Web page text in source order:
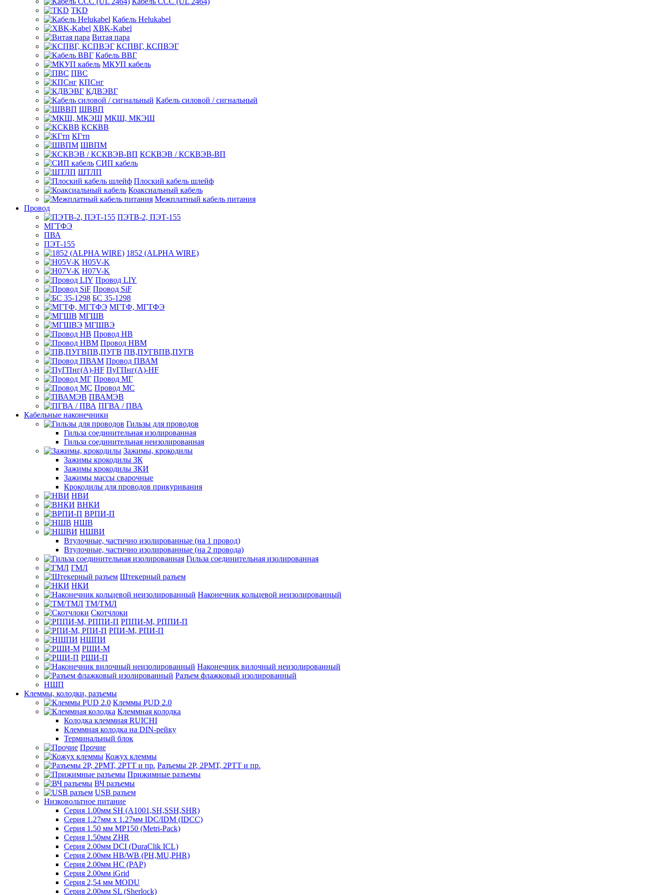
TKD
Кабель Helukabel
XBK-Kabel
Витая пара
КСПВГ, КСПВЭГ
Кабель ВВГ
МКУП кабель
ПВС
КПСнг
КДВЭВГ
Кабель силовой / сигнальный
ШВВП
МКШ, МКЭШ
КСКВВ
КГтп
ШВПМ
КСКВЭВ / КСКВЭВ-ВП
СИП кабель
ШТЛП
Плоский кабель шлейф
Коаксиальный кабель
Межплатный кабель питания
Провод
ПЭТВ-2, ПЭТ-155
МГТФЭ
ПВА
ПЭТ-155
1852 (ALPHA WIRE)
H05V-K
H07V-K
Провод LIY
Провод SiF
БС 35-1298
МГТФ, МГТФЭ
МГШВ
МГШВЭ
Провод НВ
Провод НВМ
ПВ,ПУГВПВ,ПУГВ
Провод ПВАМ
ПуГПнг(A)-HF
Провод МГ
Провод МС
ПВАМЭВ
ПГВА / ПВА
Кабельные наконечники
Гильзы для проводов
Гильза соединительная изолированная
Гильза соединительная неизолированная
Зажимы, крокодилы
Зажимы крокодилы ЗК
Зажимы крокодилы ЗКИ
Зажимы массы сварочные
Крокодилы для проводов прикуривания
НВИ
ВНКИ
ВРПИ-П
НШВ
НШВИ
Втулочные, частично изолированные (на 1 провод)
Втулочные, частично изолированные (на 2 провода)
Гильза соединительная изолированная
ГМЛ
Штекерный разъем
НКИ
Наконечник кольцевой неизолированный
ТМ/ТМЛ
Скотчлоки
РППИ-М, РППИ-П
РПИ-М, РПИ-П
НШПИ
РШИ-М
РШИ-П
Наконечник вилочный неизолированный
Разъем флажковый изолированный
НШП
Клеммы, колодки, разъемы
Клеммы PUD 2.0
Клеммная колодка
Колодка клеммная RUICHI
Клеммная колодка на DIN-рейку
Терминальный блок
Прочие
Кожух клеммы
Разъемы 2Р, 2РМТ, 2РТТ и пр.
Прижимные разъемы
ВЧ разъемы
USB разъем
Низковольтное питание
Серия 1.00мм SH (A1001,SH,SSH,SHR)
Серия 1.27мм x 1.27мм IDC/IDM (IDCC)
Серия 1.50 мм MP150 (Metri-Pack)
Серия 1.50мм ZHR
Серия 2.00мм DCI (DuraClik ICL)
Серия 2.00мм HB/WB (PH,MU,PHR)
Серия 2.00мм HC (PAP)
Серия 2.00мм iGrid
Серия 2,54 мм MODU
Серия 2.00мм SL (Sherlock)